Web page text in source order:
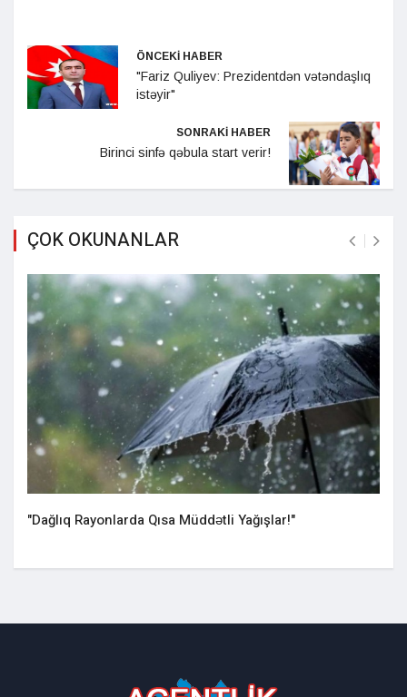
ÖNCEKİ HABER
"Fariz Quliyev: Prezidentdən vətəndaşlıq
istəyir"
SONRAKİ HABER
Birinci sinfə qəbula start verir!
ÇOK OKUNANLAR
"Dağlıq Rayonlarda Qısa Müddətli Yağışlar!"